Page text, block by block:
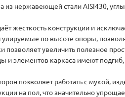
нержавеющей стали AISI430,
жесткость конструкции и
по высоте опоры,
позволяет увеличить полезное
и элементов каркаса имеют
позволяет работать с мукой,
на пол, что значительно